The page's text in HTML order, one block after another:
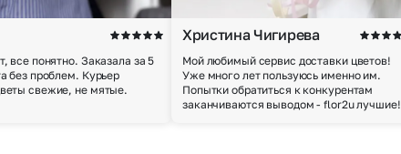
город доставки
из популярных
и МО
Санкт-Петербург
все понятно. Заказала за 5
без проблем. Курьер
свежие, не мятые.
Христина Чигирева
Мой любимый сервис доставки цветов!
Уже много лет пользуюсь именно им.
Попытки обратиться к конкурентам
заканчиваются выводом - flor2u лучшие!